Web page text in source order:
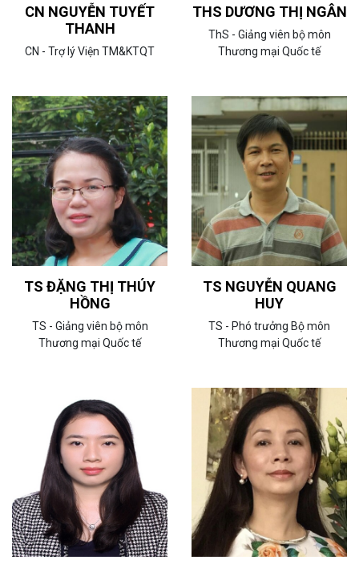
CN NGUYỄN TUYẾT
THANH
CN - Trợ lý Viện TM&KTQT
THS DƯƠNG THỊ NGÂN
ThS - Giảng viên bộ môn
Thương mại Quốc tế
TS ĐẶNG THỊ THÚY
HỒNG
TS - Giảng viên bộ môn
Thương mại Quốc tế
TS NGUYỄN QUANG
HUY
TS - Phó trưởng Bộ môn
Thương mại Quốc tế